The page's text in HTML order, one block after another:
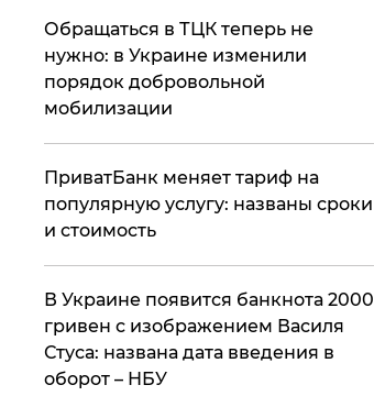
Обращаться в ТЦК теперь не
нужно: в Украине изменили
порядок добровольной
мобилизации
ПриватБанк меняет тариф на
популярную услугу: названы сроки
и стоимость
В Украине появится банкнота 2000
гривен с изображением Василя
Стуса: названа дата введения в
оборот – НБУ